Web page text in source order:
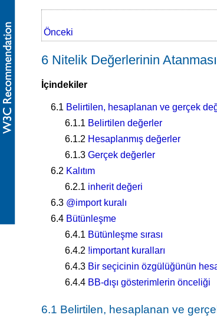
Önceki
6 Nitelik Değerlerinin
İçindekiler
6.1 Belirtilen, hesaplanan ve gerçek
6.1.1 Belirtilen değerler
6.1.2 Hesaplanmış değerler
6.1.3 Gerçek değerler
6.2 Kalıtım
6.2.1 inherit değeri
6.3 @import kuralı
6.4 Bütünleşme
6.4.1 Bütünleşme sırası
6.4.2 !important kuralları
6.4.3 Bir seçicinin özgülüğünün
6.4.4 BB-dışı gösterimlerin önceliği
6.1 Belirtilen, hesaplanan ve